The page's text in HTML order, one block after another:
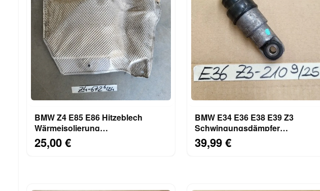
BMW Z4 E85 E86 Hitzeblech
Wärmeisolierung
Wärmeschutzblech Stirnwand
7015672
25,00 €
BMW E34 E36 E38 E39 Z3
Schwingungsdämpfer
Riemenspanner 1717210 M50 M52
M43 S52
39,99 €